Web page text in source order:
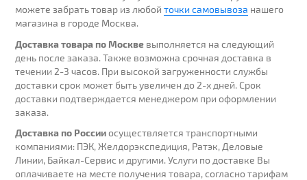
можете забрать товар из любойточки самовывоза нашего
магазина в городе Москва.
Доставка товара по Москве выполняется на следующий
день после заказа. Также возможна срочная доставка в
течении 2-3 часов. При высокой загруженности службы
доставки срок может быть увеличен до 2-х дней. Cрок
доставки подтверждается менеджером при оформлении
заказа.
Доставка по Россииосуществляется транспортными
компаниями: ПЭК, Желдорэкспедиция, Ратэк, Деловые
Линии, Байкал-Сервис и другими. Услуги по доставке Вы
оплачиваете на месте получения товара, согласно тарифам